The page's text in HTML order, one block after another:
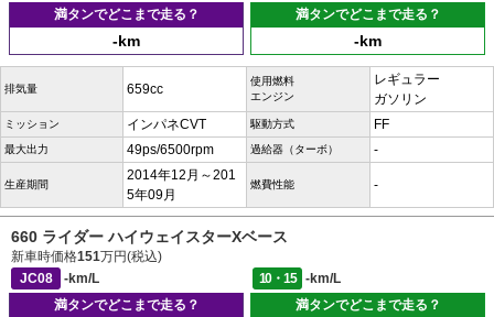
満タンでどこまで走る？
-km
満タンでどこまで走る？
-km
排気量 659cc
使用燃料
エンジン
レギュラー
ガソリン
ミッション インパネCVT 駆動方式 FF
最大出力 49ps/6500rpm 過給器（ターボ） -
生産期間
2014年12月～201
5年09月
燃費性能 -
660 ライダー ハイウェイスターXベース
新車時価格151万円(税込)
JC08
-km/L 10・15
-km/L
満タンでどこまで走る？
満タンでどこまで走る？